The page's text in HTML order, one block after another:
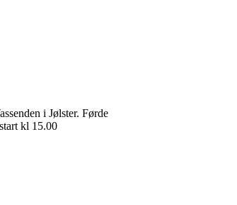
i Jølster. Førde
kl 15.00